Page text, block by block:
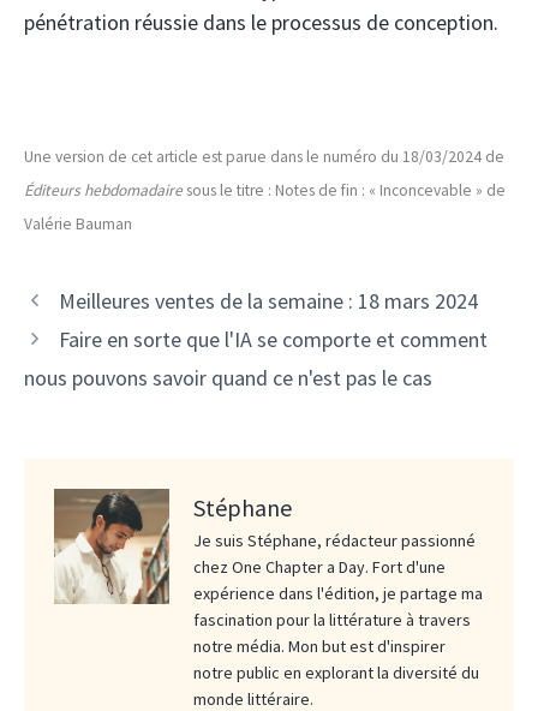
pénétration réussie dans le processus de conception.
Une version de cet article est parue dans le numéro du 18/03/2024 de
Éditeurs hebdomadairesous le titre : Notes de fin : « Inconcevable » de
Valérie Bauman
Meilleures ventes de la semaine : 18 mars 2024
Faire en sorte que l'IA se comporte et comment
nous pouvons savoir quand ce n'est pas le cas
Stéphane
Je suis Stéphane, rédacteur passionné
chez One Chapter a Day. Fort d'une
expérience dans l'édition, je partage ma
fascination pour la littérature à travers
notre média. Mon but est d'inspirer
notre public en explorant la diversité du
monde littéraire.